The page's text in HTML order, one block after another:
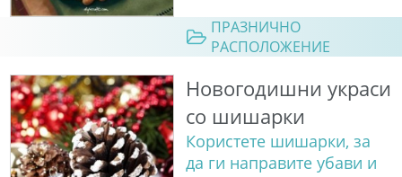
ПРАЗНИЧНО
РАСПОЛОЖЕНИЕ
Новогодишни украси
со шишарки
Користете шишарки, за
да ги направите убави и